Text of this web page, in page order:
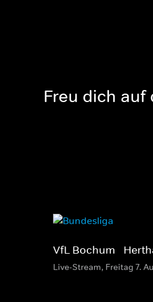
Freu dich
VfL Bochum -
Live-Stream, Freitag 7.